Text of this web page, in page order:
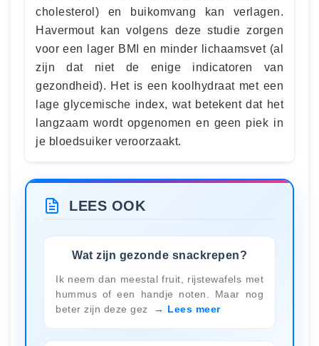
cholesterol) en buikomvang kan verlagen.
Havermout kan volgens deze studie zorgen
voor een lager BMI en minder lichaamsvet (al
zijn dat niet de enige indicatoren van
gezondheid). Het is een koolhydraat met een
lage glycemische index, wat betekent dat het
langzaam wordt opgenomen en geen piek in
je bloedsuiker veroorzaakt.
LEES OOK
Wat zijn gezonde snackrepen?
Ik neem dan meestal fruit, rijstewafels met
hummus of een handje noten. Maar nog
beter zijn deze gez
Lees meer